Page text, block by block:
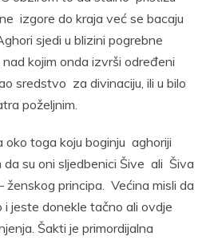
izgore do kraja već se bacaju
sjedi u blizini pogrebne
kojim onda izvrši određeni
sredstvo za divinaciju, ili u bilo
poželjnim.
oko toga koju boginju aghoriji
da su oni sljedbenici Šive ali Šiva
principa. Većina misli da
i jeste donekle tačno ali ovdje
Šakti je primordijalna